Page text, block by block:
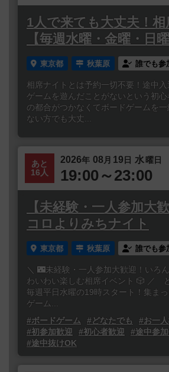
1人で来ても大丈夫！相
【毎週水曜・金曜・日曜
東京都 秋葉原 誰でも参
相席ナイトとは予約一切不要！途中
ゲームを遊んだことがないという初
の都合がつかなくてボードゲームを
ない方でも大丈...
あと
16人
2026年 08 月 19日 水曜日
19:00～23:00
【未経験・一人参加大
コロよりみちナイト
東京都 秋葉原 誰でも参
＼ 🌃未経験・一人参加大歓迎！いろ
わいわい楽しむ相席イベント 🎲 ／
毎週平日水曜の19時スタート！集ま
ゲーム...
#ボードゲーム
#どなたでも
#お一
#初参加歓迎
#初心者歓迎
#途中参
#途中抜けOK